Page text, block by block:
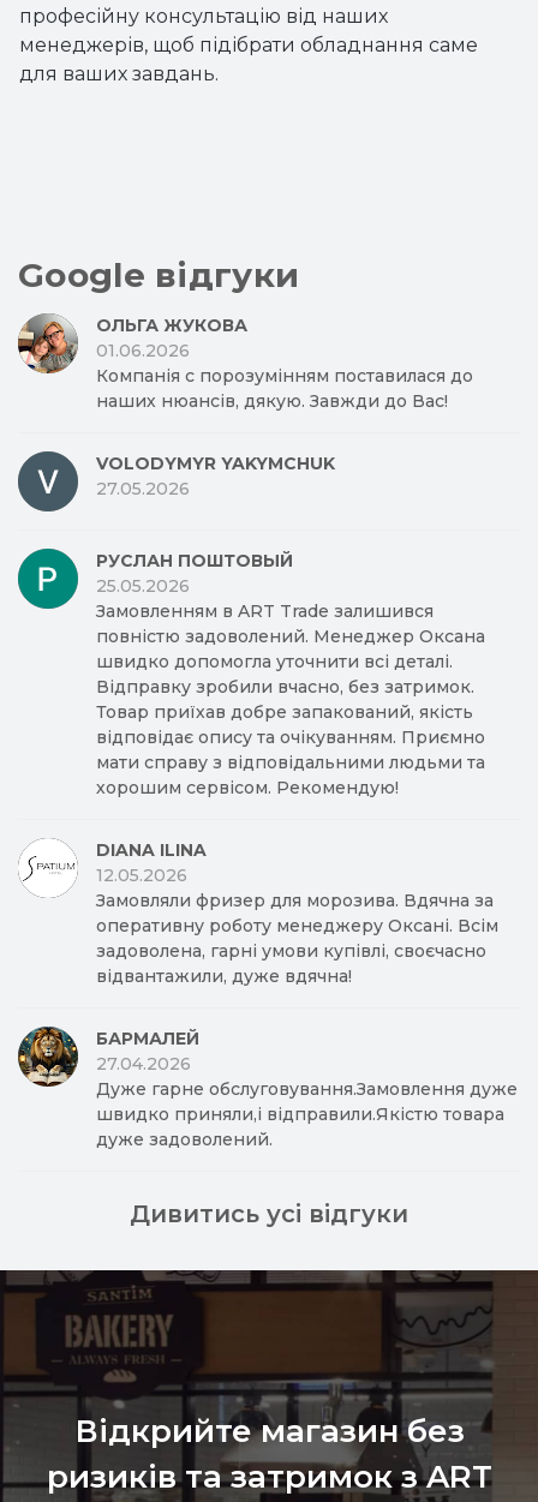
професійну консультацію від наших
менеджерів, щоб підібрати обладнання саме
для ваших завдань.
Google відгуки
ОЛЬГА ЖУКОВА
01.06.2026
Компанія с порозумінням поставилася до
наших нюансів, дякую. Завжди до Вас!
VOLODYMYR YAKYMCHUK
27.05.2026
РУСЛАН ПОШТОВЫЙ
25.05.2026
Замовленням в ART Trade залишився
повністю задоволений. Менеджер Оксана
швидко допомогла уточнити всі деталі.
Відправку зробили вчасно, без затримок.
Товар приїхав добре запакований, якість
відповідає опису та очікуванням. Приємно
мати справу з відповідальними людьми та
хорошим сервісом. Рекомендую!
DIANA ILINA
12.05.2026
Замовляли фризер для морозива. Вдячна за
оперативну роботу менеджеру Оксані. Всім
задоволена, гарні умови купівлі, своєчасно
відвантажили, дуже вдячна!
БАРМАЛЕЙ
27.04.2026
Дуже гарне обслуговування.Замовлення дуже
швидко приняли,і відправили.Якістю товара
дуже задоволений.
Дивитись усі відгуки
Відкрийте магазин без
ризиків та затримок з ART